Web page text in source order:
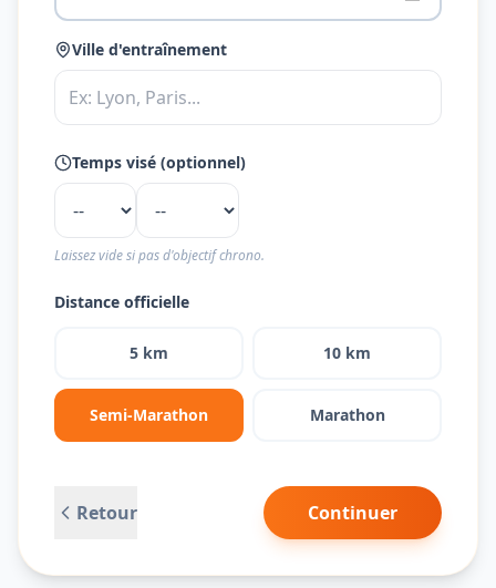
Ville d'entraînement
Temps visé (optionnel)
Laissez vide si pas d'objectif chrono.
Distance officielle
5 km 10 km
Semi-Marathon Marathon
Retour Continuer